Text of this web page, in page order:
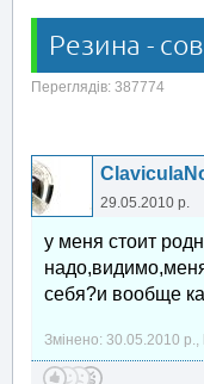
Резина -
Переглядів: 387774
29.05.2010 р.
у меня стоит
себя?и вообще
Змінено: 30.05.2010 р.,